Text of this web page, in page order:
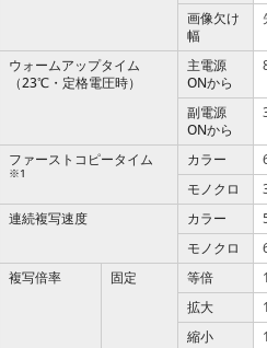
画像欠け
幅
ウォームアップタイム
（23℃・定格電圧時）
主電源
ONから
副電源
ONから
ファーストコピータイム
※1
カラー
モノクロ
連続複写速度
カラー
モノクロ
複写倍率
固定 等倍
拡大
縮小